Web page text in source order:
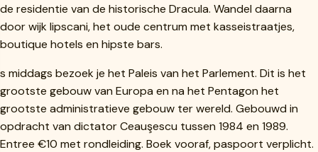
de residentie van de historische Dracula. Wandel daarna
door wijk lipscani, het oude centrum met kasseistraatjes,
boutique hotels en hipste bars.
s middags bezoek je het Paleis van het Parlement. Dit is het
grootste gebouw van Europa en na het Pentagon het
grootste administratieve gebouw ter wereld. Gebouwd in
opdracht van dictator Ceauşescu tussen 1984 en 1989.
Entree €10 met rondleiding. Boek vooraf, paspoort verplicht.